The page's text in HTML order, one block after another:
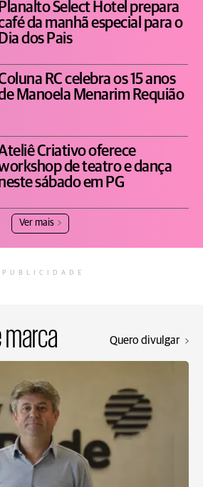
Planalto Select Hotel prepara
da manhã especial para o
Dia dos Pais
RC celebra os 15 anos
Manoela Menarim Requião
Criativo oferece
de teatro e dança
sábado em PG
Ver mais
PUBLICIDADE
marca Quero divulgar